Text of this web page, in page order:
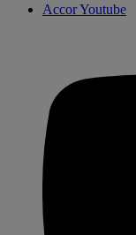
Accor Youtube